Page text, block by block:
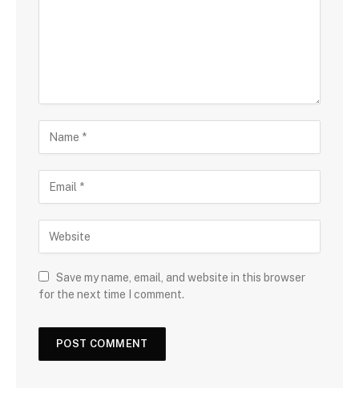
Save my name, email, and website in this browser
for the next time I comment.